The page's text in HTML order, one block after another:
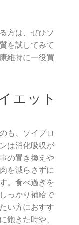
方は、ぜひソ
を試してみて
維持に一役買
エット
も、ソイプロ
は消化吸収が
の置き換えや
を減らさずに
。食べ過ぎを
っかり補給で
い方におすす
飽きた時や、